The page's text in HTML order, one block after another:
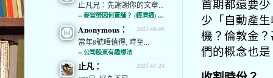
首期都還要
少「自動產
機？倫敦金
們的概念也
止凡兄：先謝謝你的文章...
-- 麥當勞因何賣舖？ (經濟通) (略)
2025-08-06
Anonymous：
當年8號唔值得, 時至...
-- 公司股東有趣想法
2025-01-28
止凡：